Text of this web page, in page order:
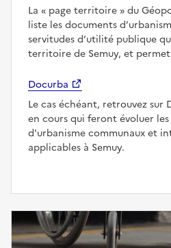
La
page territoire
du
liste les documents
servitudes d’utilité publique
territoire de Semuy, et
Docurba
Le cas échéant, retrouvez sur
en cours qui feront évoluer
d'urbanisme communaux et
applicables à Semuy.